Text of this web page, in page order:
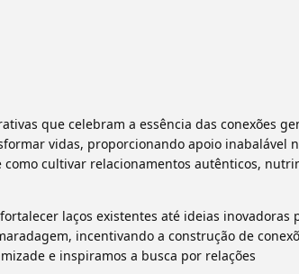
que celebram a essência das conexões
vidas, proporcionando apoio inabalável
como cultivar relacionamentos autênticos,
laços existentes até ideias inovadoras
incentivando a construção de
e inspiramos a busca por relações